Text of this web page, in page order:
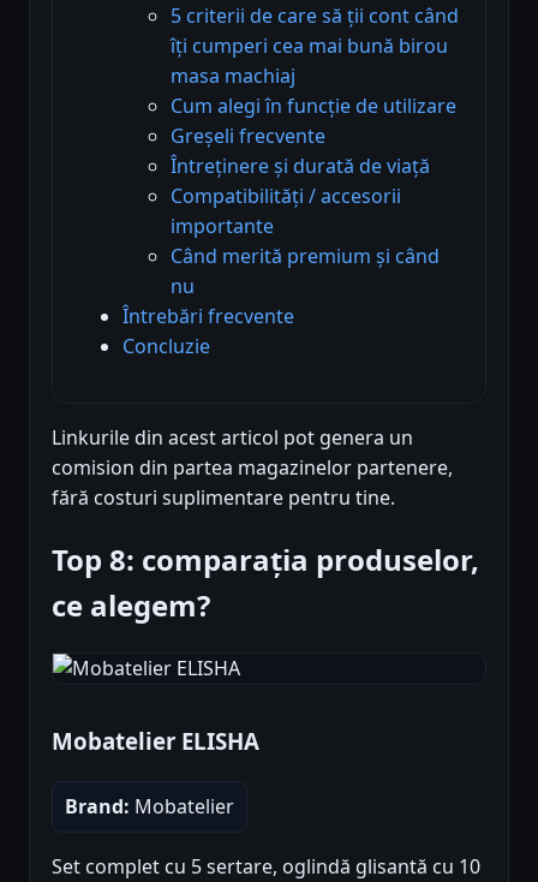
5 criterii de care să ții cont când
îți cumperi cea mai bună birou
masa machiaj
Cum alegi în funcție de utilizare
Greșeli frecvente
Întreținere și durată de viață
Compatibilități / accesorii
importante
Când merită premium și când
nu
Întrebări frecvente
Concluzie
Linkurile din acest articol pot genera un
comision din partea magazinelor partenere,
fără costuri suplimentare pentru tine.
Top 8: comparația produselor,
ce alegem?
Mobatelier ELISHA
Brand: Mobatelier
Set complet cu 5 sertare, oglindă glisantă cu 10